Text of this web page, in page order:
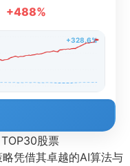
+488%
+328.6%
股票
凭借其卓越的AI算法与